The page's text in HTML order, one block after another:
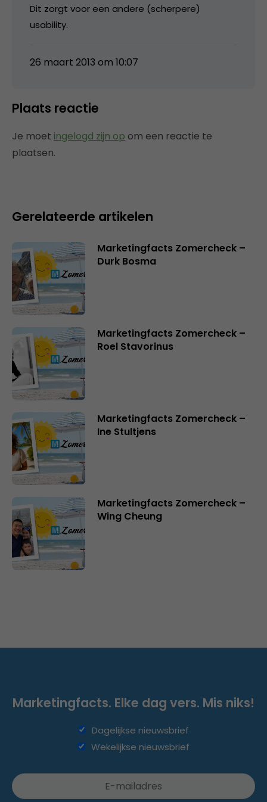
Dit zorgt voor een andere (scherpere)
usability.
26 maart 2013 om 10:07
Plaats reactie
Je moet ingelogd zijn op om een reactie te
plaatsen.
Gerelateerde artikelen
Marketingfacts Zomercheck –
Durk Bosma
Marketingfacts Zomercheck –
Roel Stavorinus
Marketingfacts Zomercheck –
Ine Stultjens
Marketingfacts Zomercheck –
Wing Cheung
Marketingfacts. Elke dag vers. Mis niks!
Dagelijkse nieuwsbrief
Wekelijkse nieuwsbrief